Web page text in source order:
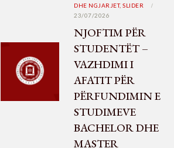
DHE NGJARJET, SLIDER
23/07/2026
NJOFTIM PËR
STUDENTËT –
VAZHDIMI I
AFATIT PËR
PËRFUNDIMIN E
STUDIMEVE
BACHELOR DHE
MASTER